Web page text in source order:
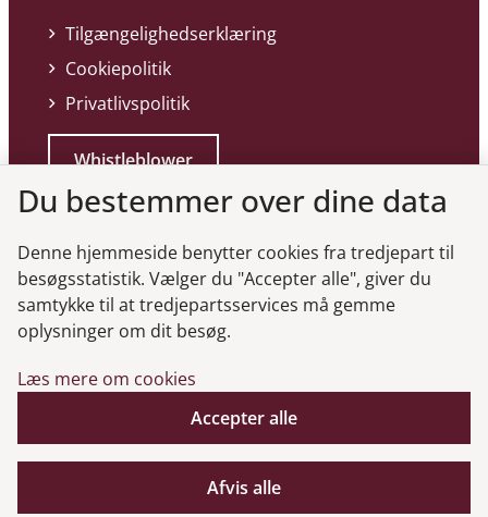
Tilgængelighedserklæring
Cookiepolitik
Privatlivspolitik
Whistleblower
Genveje
Gå til virksomhedsregisteret
Gå til selskabsmeddelelser
Du bestemmer over dine data
Denne hjemmeside benytter cookies fra tredjepart til
besøgsstatistik. Vælger du "Accepter alle", giver du
samtykke til at tredjepartsservices må gemme
oplysninger om dit besøg.
Læs mere om cookies
Accepter alle
Afvis alle